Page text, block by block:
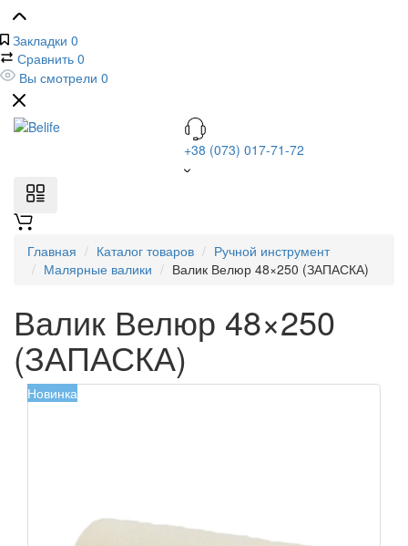
Закладки 0
Сравнить 0
Вы смотрели 0
+38 (073) 017-71-72
Главная Каталог товаров
Ручной инструмент
Малярные валики
Валик Велюр 48×250 (ЗАПАСКА)
Валик Велюр 48×250
(ЗАПАСКА)
Новинка